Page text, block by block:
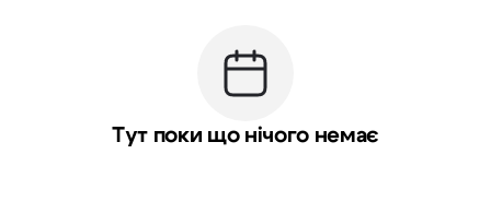
Тут поки що нічого немає